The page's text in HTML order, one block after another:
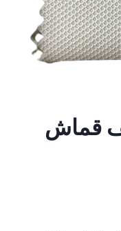
قماش